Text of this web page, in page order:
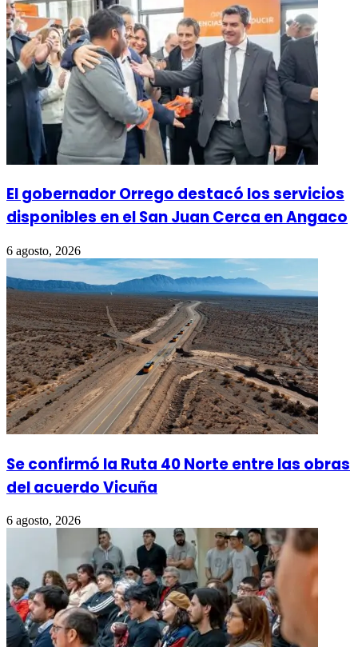
El gobernador Orrego destacó los servicios
disponibles en el San Juan Cerca en Angaco
6 agosto, 2026
Se confirmó la Ruta 40 Norte entre las obras
del acuerdo Vicuña
6 agosto, 2026